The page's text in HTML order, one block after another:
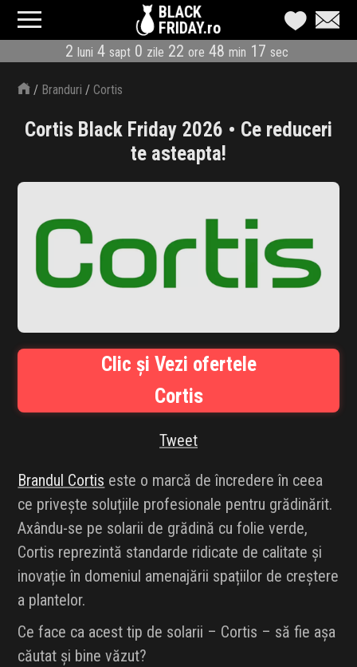
BLACK
FRIDAY.ro
2 luni 4 sapt 0 zile 22 ore 48 min 17 sec
CATEGORII
MAGAZINE
ÎNSCRIE MAGAZIN
LIVE BLOG
REDUCERI
CODURI REDUCERE
ABONARE NEWSLETTER
INFLUENCER SQUAD
BRANDURI
ȘTIRI
FAVORITE
/ Branduri /Cortis
Cortis Black Friday 2026 • Ce reduceri
te asteapta!
Clic și Vezi ofertele
Cortis
Tweet
Brandul Cortis este o marcă de încredere în ceea
ce privește soluțiile profesionale pentru grădinărit.
Axându-se pe solarii de grădină cu folie verde,
Cortis reprezintă standarde ridicate de calitate și
inovație în domeniul amenajării spațiilor de creștere
a plantelor.
Ce face ca acest tip de solarii – Cortis – să fie așa
căutat și bine văzut?